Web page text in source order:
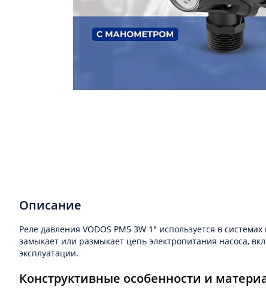
Описание
Реле давления VODOS PM5 3W 1" используется в
замыкает или размыкает цепь электропитания насоса,
эксплуатации.
Конструктивные особенности и